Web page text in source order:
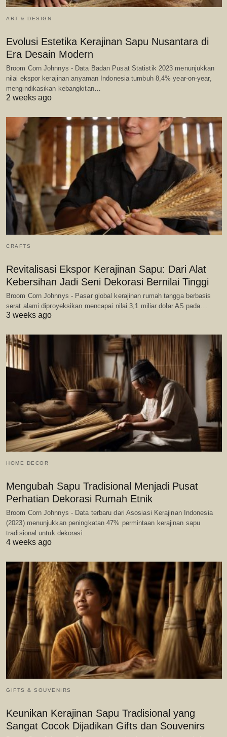
ART & DESIGN
Evolusi Estetika Kerajinan Sapu Nusantara di
Era Desain Modern
Broom Corn Johnnys - Data Badan Pusat Statistik 2023 menunjukkan
nilai ekspor kerajinan anyaman Indonesia tumbuh 8,4% year-on-year,
mengindikasikan kebangkitan…
2 weeks ago
CRAFTS
Revitalisasi Ekspor Kerajinan Sapu: Dari Alat
Kebersihan Jadi Seni Dekorasi Bernilai Tinggi
Broom Corn Johnnys - Pasar global kerajinan rumah tangga berbasis
serat alami diproyeksikan mencapai nilai 3,1 miliar dolar AS pada…
3 weeks ago
HOME DECOR
Mengubah Sapu Tradisional Menjadi Pusat
Perhatian Dekorasi Rumah Etnik
Broom Corn Johnnys - Data terbaru dari Asosiasi Kerajinan Indonesia
(2023) menunjukkan peningkatan 47% permintaan kerajinan sapu
tradisional untuk dekorasi…
4 weeks ago
GIFTS & SOUVENIRS
Keunikan Kerajinan Sapu Tradisional yang
Sangat Cocok Dijadikan Gifts dan Souvenirs